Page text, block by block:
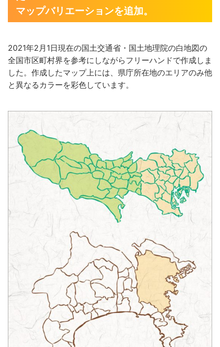
マップバリエーションを追加。
2021年2月1日現在の国土交通省・国土地理院の白地図の
全国市区町村界を参考にしながらフリーハンドで作成しま
した。作成したマップ上には、県庁所在地のエリアのみ他
と異なるカラーを彩色しています。